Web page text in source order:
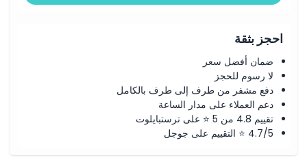
احجز بثقة
ضمان أفضل سعر
لا رسوم للحجز
دفع مشفر من طرف إلى طرف بالكامل
دعم العملاء على مدار الساعة
تقييم 4.8 من 5 ⭐ على ترستبايلوت
4.7/5 ⭐ التقييم على جوجل